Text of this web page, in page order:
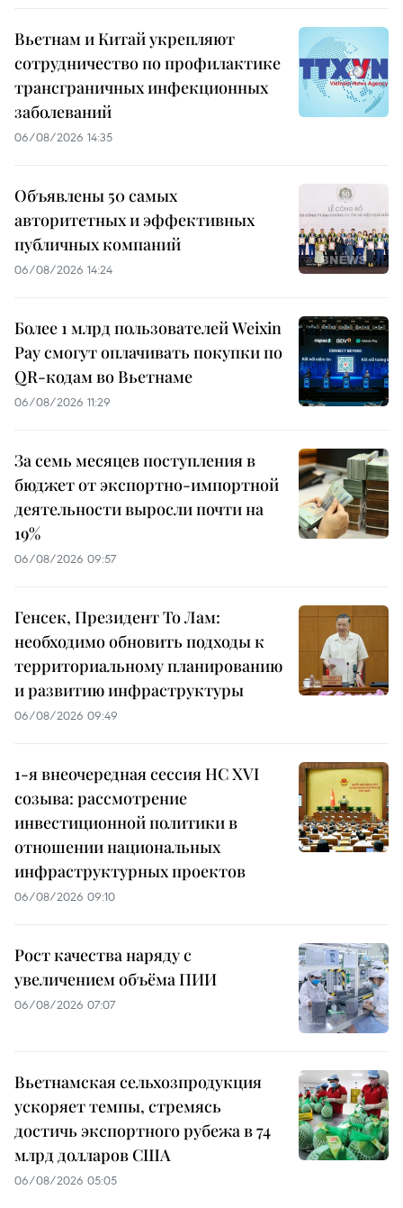
Вьетнам и Китай укрепляют
сотрудничество по профилактике
трансграничных инфекционных
заболеваний
06/08/2026 14:35
Объявлены 50 самых
авторитетных и эффективных
публичных компаний
06/08/2026 14:24
Более 1 млрд пользователей Weixin
Pay смогут оплачивать покупки по
QR-кодам во Вьетнаме
06/08/2026 11:29
За семь месяцев поступления в
бюджет от экспортно-импортной
деятельности выросли почти на
19%
06/08/2026 09:57
Генсек, Президент То Лам:
необходимо обновить подходы к
территориальному планированию
и развитию инфраструктуры
06/08/2026 09:49
1-я внеочередная сессия НС XVI
созыва: рассмотрение
инвестиционной политики в
отношении национальных
инфраструктурных проектов
06/08/2026 09:10
Рост качества наряду с
увеличением объёма ПИИ
06/08/2026 07:07
Вьетнамская сельхозпродукция
ускоряет темпы, стремясь
достичь экспортного рубежа в 74
млрд долларов США
06/08/2026 05:05